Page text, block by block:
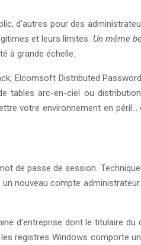
d’autres pour des
et leurs limites. Un même
à grande échelle.
Elcomsoft Distributed
tables arc-en-ciel ou
votre environnement en péril…
de passe de session.
un nouveau compte
d’entreprise dont le titulaire
registres Windows comporte